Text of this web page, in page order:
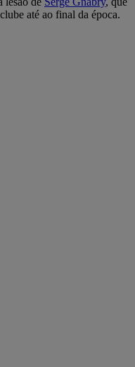
até ao final da época.